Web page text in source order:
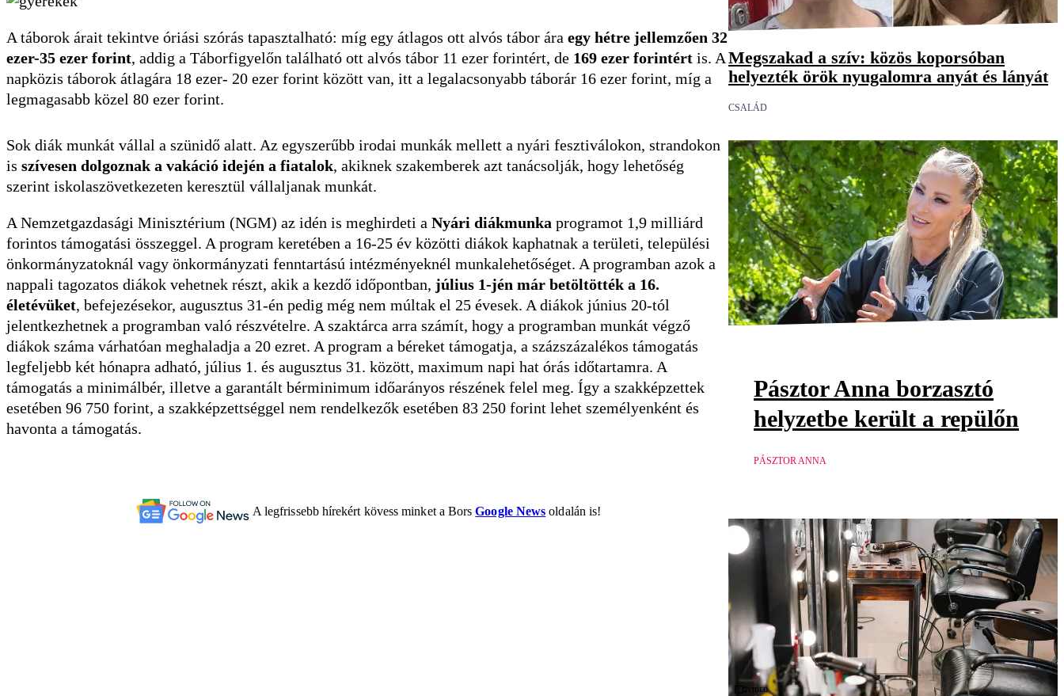
A táborok árait tekintve óriási szórás tapasztalható: míg egy átlagos ott alvós tábor ára egy hétre jellemzően 32
ezer-35 ezer forint, addig a Táborfigyelőn található ott alvós tábor 11 ezer forintért, de 169 ezer forintért is. A
napközis táborok átlagára 18 ezer- 20 ezer forint között van, itt a legalacsonyabb táborár 16 ezer forint, míg a
legmagasabb közel 80 ezer forint.
Sok diák munkát vállal a szünidő alatt. Az egyszerűbb irodai munkák mellett a nyári fesztiválokon, strandokon
is szívesen dolgoznak a vakáció idején a fiatalok, akiknek szakemberek azt tanácsolják, hogy lehetőség
szerint iskolaszövetkezeten keresztül vállaljanak munkát.
A Nemzetgazdasági Minisztérium (NGM) az idén is meghirdeti a Nyári diákmunka programot 1,9 milliárd
forintos támogatási összeggel. A program keretében a 16-25 év közötti diákok kaphatnak a területi, települési
önkormányzatoknál vagy önkormányzati fenntartású intézményeknél munkalehetőséget. A programban azok a
nappali tagozatos diákok vehetnek részt, akik a kezdő időpontban, július 1-jén már betöltötték a 16.
életévüket, befejezésekor, augusztus 31-én pedig még nem múltak el 25 évesek. A diákok június 20-tól
jelentkezhetnek a programban való részvételre. A szaktárca arra számít, hogy a programban munkát végző
diákok száma várhatóan meghaladja a 20 ezret. A program a béreket támogatja, a százszázalékos támogatás
legfeljebb két hónapra adható, július 1. és augusztus 31. között, maximum napi hat órás időtartamra. A
támogatás a minimálbér, illetve a garantált bérminimum időarányos részének felel meg. Így a szakképzettek
esetében 96 750 forint, a szakképzettséggel nem rendelkezők esetében 83 250 forint lehet személyenként és
havonta a támogatás.
A legfrissebb hírekért kövess minket a BorsGoogle News oldalán is!
Megszakad a szív: közös koporsóban
helyezték örök nyugalomra anyát és lányát
CSALÁD
Pásztor Anna borzasztó
helyzetbe került a repülőn
PÁSZTOR ANNA
Videó